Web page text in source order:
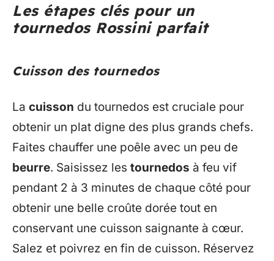
Les étapes clés pour un
tournedos Rossini parfait
Cuisson des tournedos
La cuisson du tournedos est cruciale pour
obtenir un plat digne des plus grands chefs.
Faites chauffer une poêle avec un peu de
beurre. Saisissez les tournedos à feu vif
pendant 2 à 3 minutes de chaque côté pour
obtenir une belle croûte dorée tout en
conservant une cuisson saignante à cœur.
Salez et poivrez en fin de cuisson. Réservez